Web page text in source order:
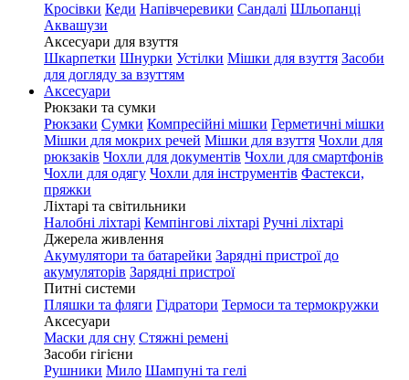
Кросівки Кеди Напівчеревики Сандалі Шльопанці
Аквашузи
Аксесуари для взуття
Шкарпетки Шнурки Устілки Мішки для взуття Засоби
для догляду за взуттям
Аксесуари
Рюкзаки та сумки
Рюкзаки Сумки Компресійні мішки Герметичні мішки
Мішки для мокрих речей Мішки для взуття Чохли для
рюкзаків Чохли для документів Чохли для смартфонів
Чохли для одягу Чохли для інструментів Фастекси,
пряжки
Ліхтарі та світильники
Налобні ліхтарі Кемпінгові ліхтарі Ручні ліхтарі
Джерела живлення
Акумулятори та батарейки Зарядні пристрої до
акумуляторів Зарядні пристрої
Питні системи
Пляшки та фляги Гідратори Термоси та термокружки
Аксесуари
Маски для сну Стяжні ремені
Засоби гігієни
Рушники Мило Шампуні та гелі